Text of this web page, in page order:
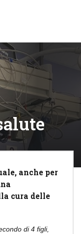
anche per
cura delle
di 4 figli,